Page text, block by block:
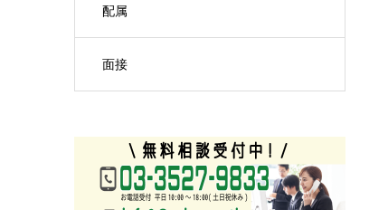
配属
面接